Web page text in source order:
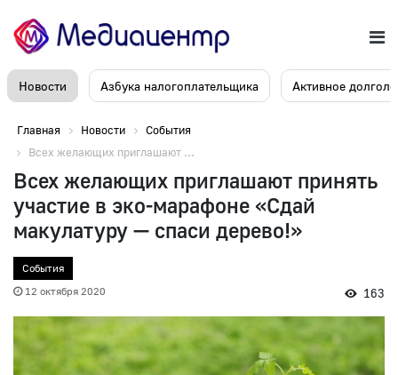
Новости Азбука налогоплательщика Активное
Главная Новости
События
Всех желающих приглашают ...
Всех желающих приглашают принять
участие в эко-марафоне «Сдай
макулатуру — спаси дерево!»
События
12 октября 2020
163